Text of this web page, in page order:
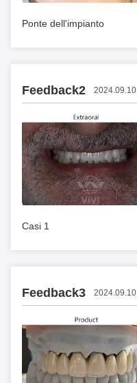
Ponte dell'impianto
Feedback2 2024.09.10
Casi 1
Feedback3 2024.09.10